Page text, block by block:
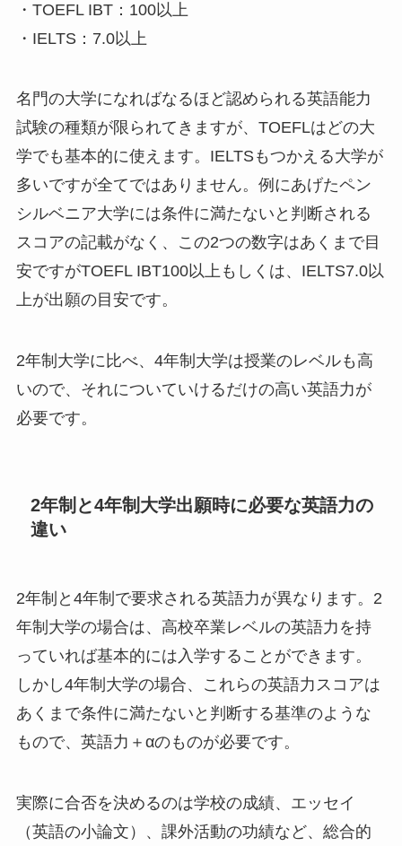
・TOEFL IBT：100以上
・IELTS：7.0以上
名門の大学になればなるほど認められる英語能力
試験の種類が限られてきますが、TOEFLはどの大
学でも基本的に使えます。IELTSもつかえる大学が
多いですが全てではありません。例にあげたペン
シルベニア大学には条件に満たないと判断される
スコアの記載がなく、この2つの数字はあくまで目
安ですがTOEFL IBT100以上もしくは、IELTS7.0以
上が出願の目安です。
2年制大学に比べ、4年制大学は授業のレベルも高
いので、それについていけるだけの高い英語力が
必要です。
2年制と4年制大学出願時に必要な英語力の
違い
2年制と4年制で要求される英語力が異なります。2
年制大学の場合は、高校卒業レベルの英語力を持
っていれば基本的には入学することができます。
しかし4年制大学の場合、これらの英語力スコアは
あくまで条件に満たないと判断する基準のような
もので、英語力＋αのものが必要です。
実際に合否を決めるのは学校の成績、エッセイ
（英語の小論文）、課外活動の功績など、総合的